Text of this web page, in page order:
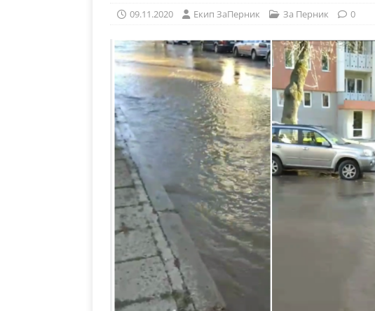
09.11.2020 Eкип ЗаПерник За Перник 0